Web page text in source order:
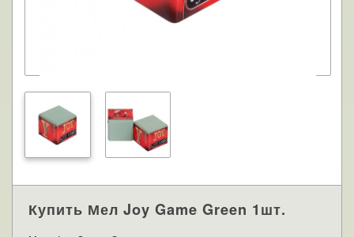
Купить Мел Joy Game Green 1шт.